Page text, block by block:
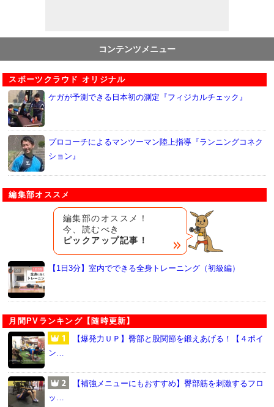
コンテンツメニュー
スポーツクラウド オリジナル
ケガが予測できる日本初の測定『フィジカルチェック』
プロコーチによるマンツーマン陸上指導『ランニングコネク
ション』
編集部オススメ
編集部のオススメ！
今、読むべき
ピックアップ記事！
【1日3分】室内でできる全身トレーニング（初級編）
月間PVランキング【随時更新】
【爆発力ＵＰ】臀部と股関節を鍛えあげる！【４ポイ
ン…
【補強メニューにもおすすめ】臀部筋を刺激するフロ
ッ…